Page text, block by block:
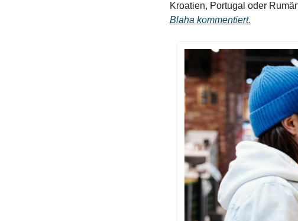
Kroatien, Portugal oder
Blaha kommentiert.